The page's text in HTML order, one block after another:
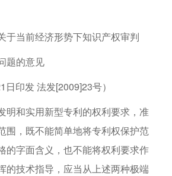
当前经济形势下知识产权审判
的意见
印发 法发[2009]23号）
和实用新型专利的权利要求，准
围，既不能简单地将专利权保护范
的字面含义，也不能将权利要求作
的技术指导，应当从上述两种极端